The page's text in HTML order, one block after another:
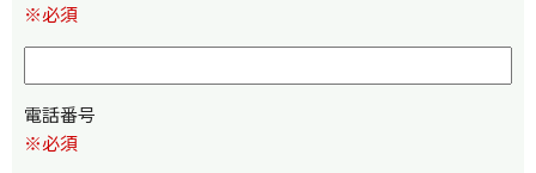
※必須
電話番号
※必須